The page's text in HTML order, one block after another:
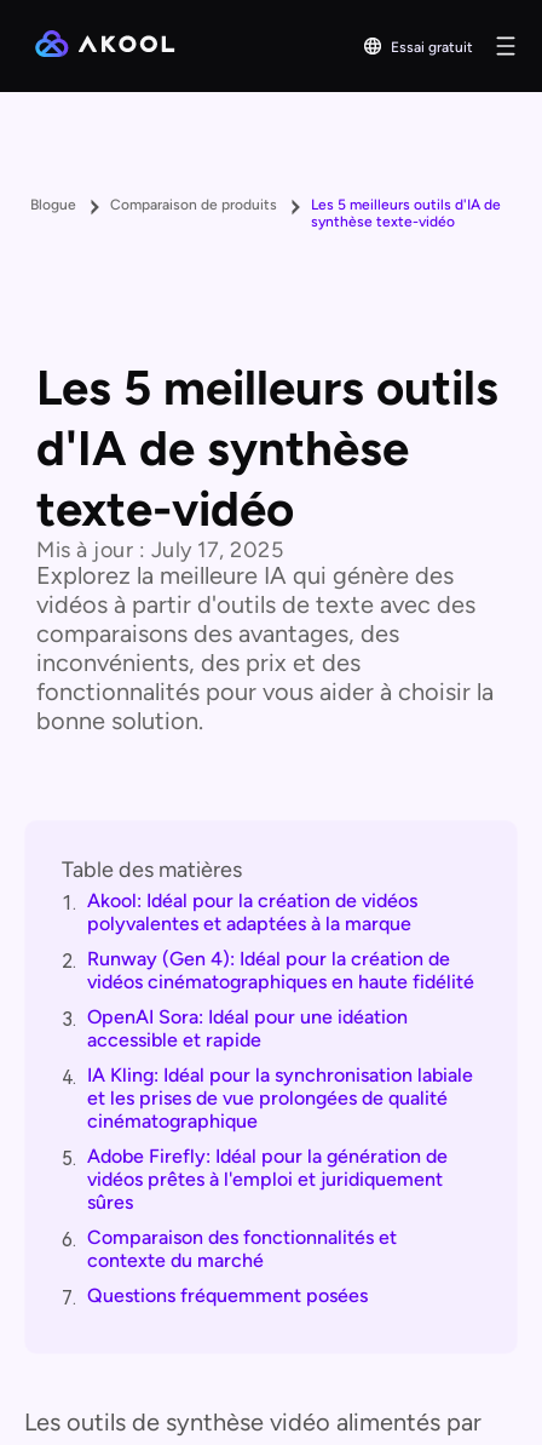
Essai gratuit
Blogue Comparaison de produits
Les 5 meilleurs outils d'IA de
synthèse texte-vidéo
Les 5 meilleurs outils
d'IA de synthèse
texte-vidéo
Mis à jour : July 17, 2025
Explorez la meilleure IA qui génère des
vidéos à partir d'outils de texte avec des
comparaisons des avantages, des
inconvénients, des prix et des
fonctionnalités pour vous aider à choisir la
bonne solution.
Table des matières
1. Akool: Idéal pour la création de vidéos
polyvalentes et adaptées à la marque
2. Runway (Gen 4): Idéal pour la création de
vidéos cinématographiques en haute fidélité
3. OpenAI Sora: Idéal pour une idéation
accessible et rapide
4. IA Kling: Idéal pour la synchronisation labiale
et les prises de vue prolongées de qualité
cinématographique
5. Adobe Firefly: Idéal pour la génération de
vidéos prêtes à l'emploi et juridiquement
sûres
6. Comparaison des fonctionnalités et
contexte du marché
7. Questions fréquemment posées
Les outils de synthèse vidéo alimentés par